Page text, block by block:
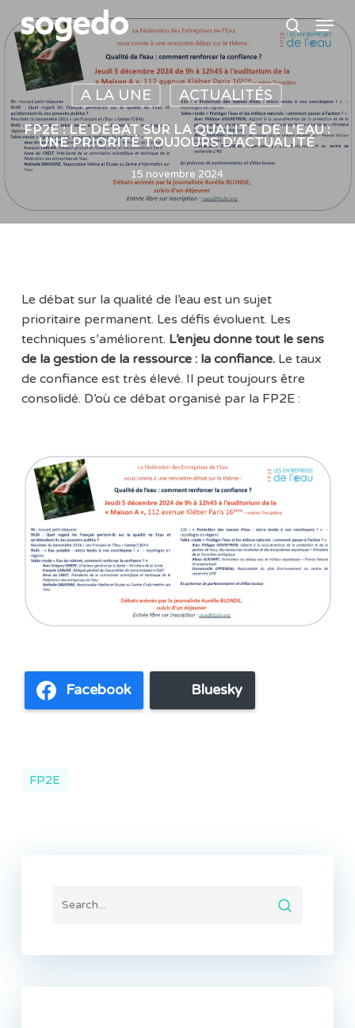
to
main
content
search
Menu
A LA UNE ACTUALITÉS
FP2E : LE DÉBAT SUR LA QUALITÉ DE L’EAU :
UNE PRIORITÉ TOUJOURS D’ACTUALITÉ
15 novembre 2024
Le débat sur la qualité de l’eau est un sujet
prioritaire permanent. Les défis évoluent. Les
techniques s’améliorent. L’enjeu donne tout le sens
de la gestion de la ressource : la confiance.Le taux
de confiance est très élevé. Il peut toujours être
consolidé. D’où ce débat organisé par la FP2E :
Facebook Bluesky
FP2E